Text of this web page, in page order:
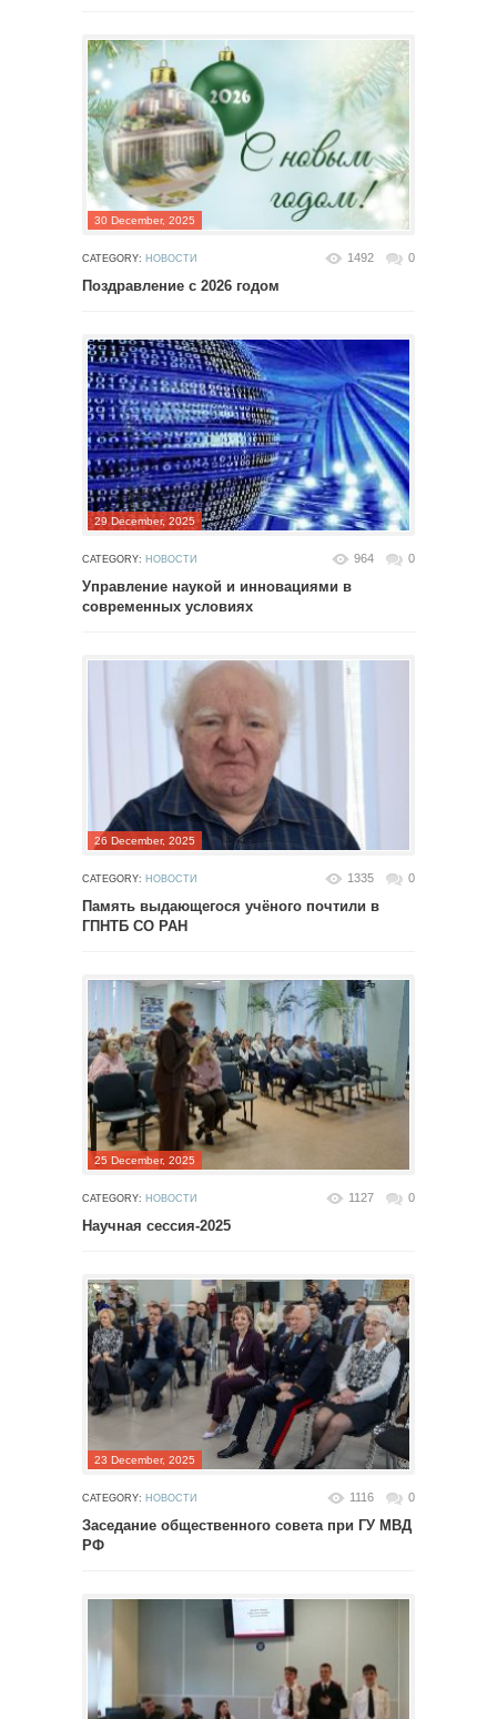
30 December, 2025
CATEGORY: НОВОСТИ 1492 0
Поздравление с 2026 годом
29 December, 2025
CATEGORY: НОВОСТИ 964 0
Управление наукой и инновациями в
современных условиях
26 December, 2025
CATEGORY: НОВОСТИ 1335 0
Память выдающегося учёного почтили в
ГПНТБ СО РАН
25 December, 2025
CATEGORY: НОВОСТИ 1127 0
Научная сессия-2025
23 December, 2025
CATEGORY: НОВОСТИ 1116 0
Заседание общественного совета при ГУ МВД
РФ